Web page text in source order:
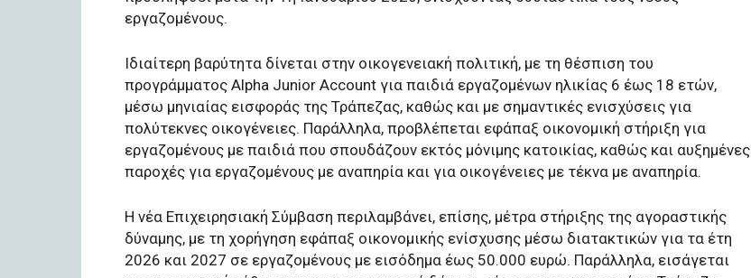
εργαζομένους.
Ιδιαίτερη βαρύτητα δίνεται στην οικογενειακή πολιτική, με τη θέσπιση του
προγράμματος Alpha Junior Account για παιδιά εργαζομένων ηλικίας 6 έως 18 ετών,
μέσω μηνιαίας εισφοράς της Τράπεζας, καθώς και με σημαντικές ενισχύσεις για
πολύτεκνες οικογένειες. Παράλληλα, προβλέπεται εφάπαξ οικονομική στήριξη για
εργαζομένους με παιδιά που σπουδάζουν εκτός μόνιμης κατοικίας, καθώς και αυξημένες
παροχές για εργαζομένους με αναπηρία και για οικογένειες με τέκνα με αναπηρία.
Η νέα Επιχειρησιακή Σύμβαση περιλαμβάνει, επίσης, μέτρα στήριξης της αγοραστικής
δύναμης, με τη χορήγηση εφάπαξ οικονομικής ενίσχυσης μέσω διατακτικών για τα έτη
2026 και 2027 σε εργαζομένους με εισόδημα έως 50.000 ευρώ. Παράλληλα, εισάγεται